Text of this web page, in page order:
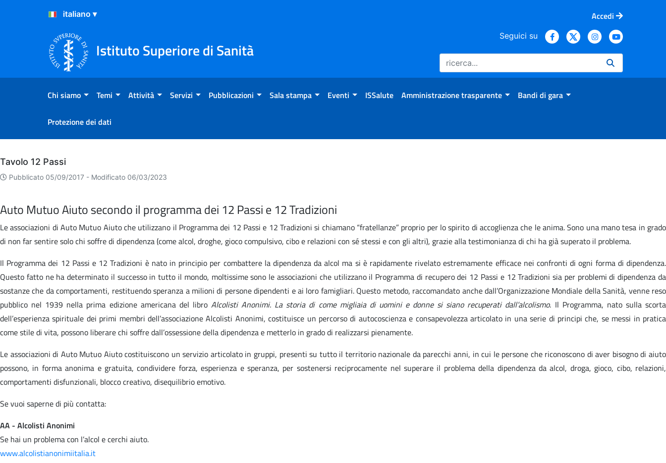
Salta al Contenuto
Salta al Footer
Accedi
Istituto Superiore di Sanità
Seguici su
Chi siamo Temi Attività Servizi Pubblicazioni Sala stampa Eventi ISSalute Amministrazione trasparente Bandi di gara
Protezione dei dati
Archivio
Tavolo 12 Passi
Pubblicato 05/09/2017 - Modificato 06/03/2023
Auto Mutuo Aiuto secondo il programma dei 12 Passi e 12 Tradizioni
Le associazioni di Auto Mutuo Aiuto che utilizzano il Programma dei 12 Passi e 12 Tradizioni si chiamano “fratellanze” proprio per lo spirito di accoglienza che le anima. Sono una mano tesa in grado
di non far sentire solo chi soffre di dipendenza (come alcol, droghe, gioco compulsivo, cibo e relazioni con sé stessi e con gli altri), grazie alla testimonianza di chi ha già superato il problema.
Il Programma dei 12 Passi e 12 Tradizioni è nato in principio per combattere la dipendenza da alcol ma si è rapidamente rivelato estremamente efficace nei confronti di ogni forma di dipendenza.
Questo fatto ne ha determinato il successo in tutto il mondo, moltissime sono le associazioni che utilizzano il Programma di recupero dei 12 Passi e 12 Tradizioni sia per problemi di dipendenza da
sostanze che da comportamenti, restituendo speranza a milioni di persone dipendenti e ai loro famigliari. Questo metodo, raccomandato anche dall’Organizzazione Mondiale della Sanità, venne reso
pubblico nel 1939 nella prima edizione americana del libro Alcolisti Anonimi. La storia di come migliaia di uomini e donne si siano recuperati dall’alcolismo. Il Programma, nato sulla scorta
dell’esperienza spirituale dei primi membri dell’associazione Alcolisti Anonimi, costituisce un percorso di autocoscienza e consapevolezza articolato in una serie di principi che, se messi in pratica
come stile di vita, possono liberare chi soffre dall’ossessione della dipendenza e metterlo in grado di realizzarsi pienamente.
Le associazioni di Auto Mutuo Aiuto costituiscono un servizio articolato in gruppi, presenti su tutto il territorio nazionale da parecchi anni, in cui le persone che riconoscono di aver bisogno di aiuto
possono, in forma anonima e gratuita, condividere forza, esperienza e speranza, per sostenersi reciprocamente nel superare il problema della dipendenza da alcol, droga, gioco, cibo, relazioni,
comportamenti disfunzionali, blocco creativo, disequilibrio emotivo.
Se vuoi saperne di più contatta:
AA - Alcolisti Anonimi
Se hai un problema con l’alcol e cerchi aiuto.
www.alcolistianonimiitalia.it